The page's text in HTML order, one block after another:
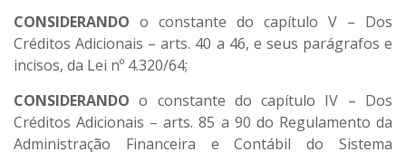
CONSIDERANDO o constante do capítulo V – Dos
Créditos Adicionais – arts. 40 a 46, e seus parágrafos e
incisos, da Lei nº 4.320/64;
CONSIDERANDO o constante do capítulo IV – Dos
Créditos Adicionais – arts. 85 a 90 do Regulamento da
Administração Financeira e Contábil do Sistema